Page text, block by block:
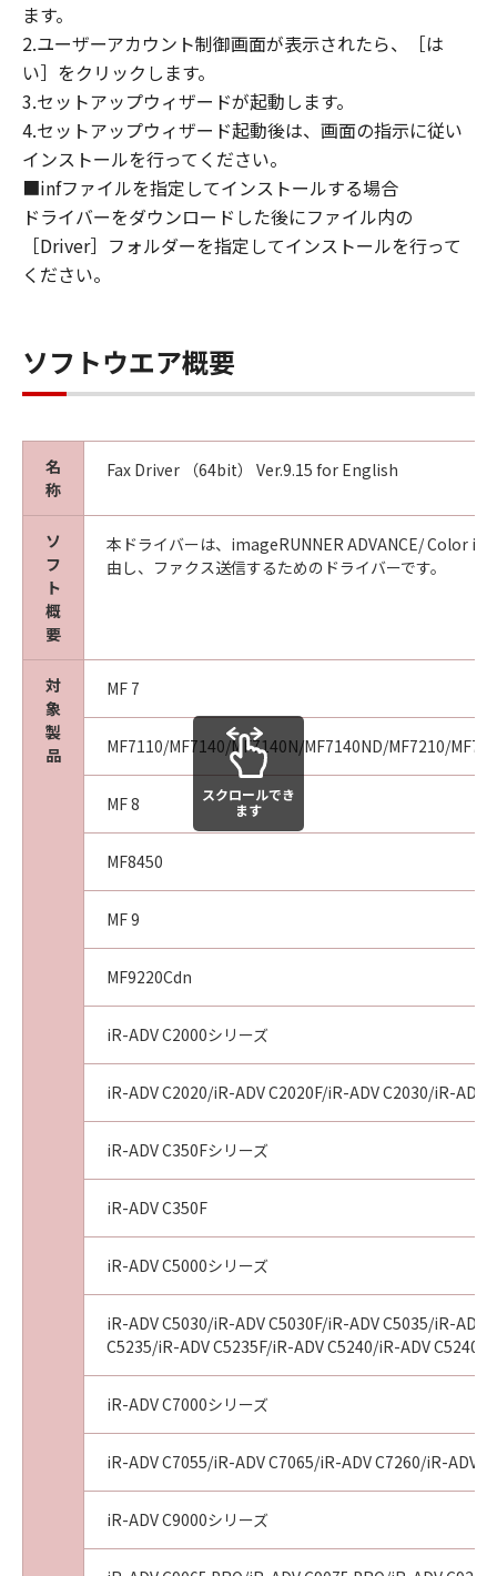
CONCERNING THE SOFTWARE OR ITS USE.
8. TERM
This Agreement is effective upon your
acceptance hereof by clicking the button
indicating your acceptance as stated below or
installing the SOFTWARE and remains in
effect until terminated. You may terminate
this Agreement by destroying the SOFTWARE
including any and all copies thereof.
This Agreement shall also terminate if you fail
Canon enforcing its respective legal rights,
you must then promptly destroy the
SOFTWARE including any and all copies
Sections 4, and 7 through 11 shall survive any
termination of this Agreement.
9. U.S. GOVERNMENT RESTRICTED RIGHTS
NOTICE
A "US Government End User" shall mean any
agency or entity of the government of the
United States. If you are a US Government
End User, the following shall apply: The
SOFTWARE is a "commercial item," as that
term is defined at 48 C.F.R. 2.101 (October
1995), consisting of "commercial computer
software" and "commercial computer
software documentation," as such terms are
used in 48 C.F.R. 12.212 (September 1995).
Consistent with 48 C.F.R. 12.212 and 48 C.F.R.
227.7202-1 through 227.7202-4 (June 1995),
all U.S. Government End Users shall acquire
the SOFTWARE with only those rights set
Inc./30-2, Shimomaruko 3-chome, Ohta-ku,
Tokyo 146-8501, Japan.
In the event that any section hereof is
declared or found to be illegal by any court or
tribunal of competent jurisdiction, such
section shall be null and void with respect to
the jurisdiction of that court or tribunal and
all the remaining provisions hereof shall
remain in full force and effect.
11. ACKNOWLEDGEMENT
BY CLICKING THE BUTTON INDICATING
INSTALLING THE SOFTWARE, YOU
ACKNOWLEDGE THAT YOU HAVE READ THIS
AGREEMENT, UNDERSTOOD IT, AND AGREE
TO BE BOUND BY ITS TERMS AND
CONDITIONS. YOU ALSO AGREE THAT THIS
EXCLUSIVE STATEMENT OF AGREEMENT
BETWEEN YOU AND CANON CONCERNING
THE SUBJECT MATTER HEREOF AND
SUPERSEDES ALL PROPOSALS OR PRIOR
ます。
2.ユーザーアカウント制御画面が表示されたら、［は
い］をクリックします。
3.セットアップウィザードが起動します。
4.セットアップウィザード起動後は、画面の指示に従い
インストールを行ってください。
■infファイルを指定してインストールする場合
ドライバーをダウンロードした後にファイル内の
［Driver］フォルダーを指定してインストールを行って
ください。
ソフトウエア概要
名
称
Fax Driver （64bit） Ver.9.15 for English
ソ
フ
ト
概
要
本ドライバーは、imageRUNNER ADVANCE/ Color
由し、ファクス送信するためのドライバーです。
対
象
製
品
MF 7
MF7110/MF7140/MF7140N/MF7140ND/MF7210/
MF 8
MF8450
MF 9
MF9220Cdn
iR-ADV C2000シリーズ
iR-ADV C2020/iR-ADV C2020F/iR-ADV C2030/iR-
iR-ADV C350Fシリーズ
iR-ADV C350F
iR-ADV C5000シリーズ
iR-ADV C5030/iR-ADV C5030F/iR-ADV C5035/iR-
C5235/iR-ADV C5235F/iR-ADV C5240/iR-ADV
iR-ADV C7000シリーズ
iR-ADV C7055/iR-ADV C7065/iR-ADV C7260/iR-ADV
iR-ADV C9000シリーズ
スクロールでき
ます